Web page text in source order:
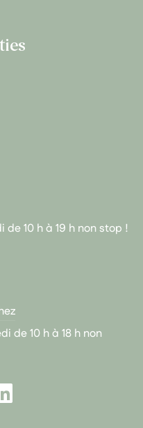
10 h à 19 h non stop !
de 10 h à 18 h non
LinkedIn